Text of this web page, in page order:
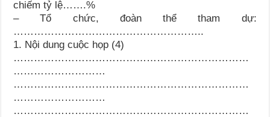
chiếm tỷ lệ…….%
– Tổ chức, đoàn thể tham dự:
………………………………………………..
1. Nội dung cuộc họp (4)
……………………………………………………………
………………………
……………………………………………………………
………………………
……………………………………………………………